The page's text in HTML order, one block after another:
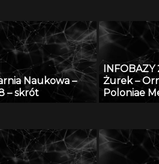
Naukowa –
– skrót
INFOBAZY
Żurek –
Poloniae
form i